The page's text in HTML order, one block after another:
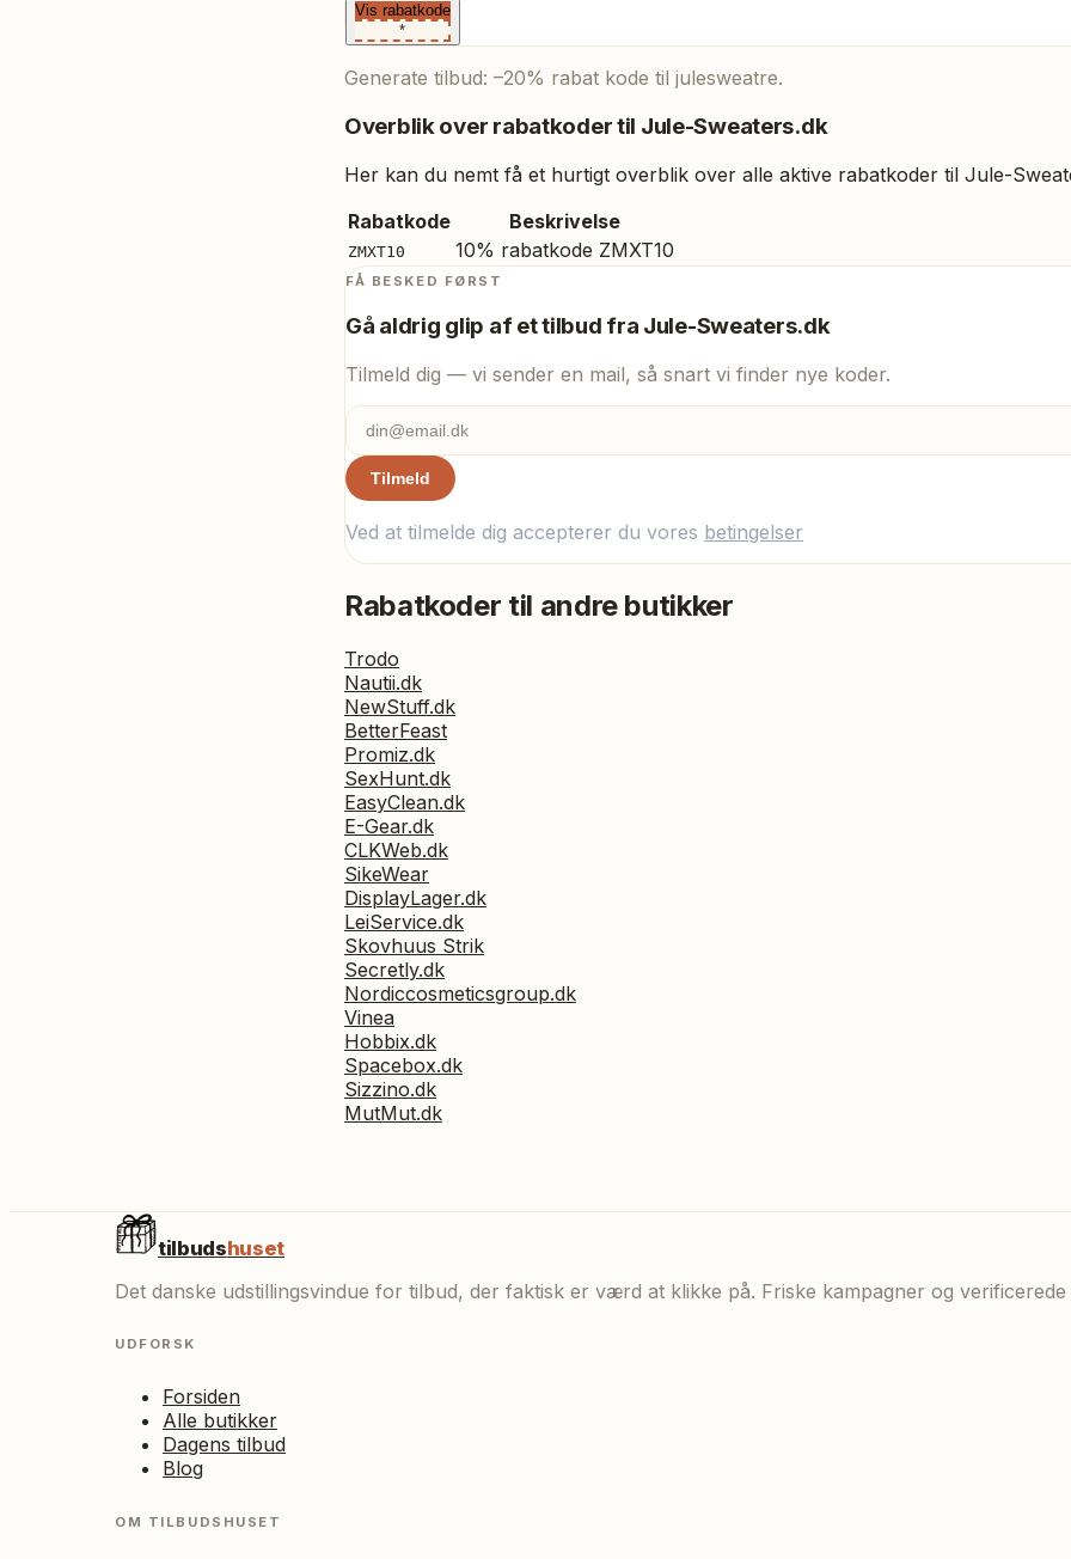
Vis rabatkode
*
Generate tilbud: –20% rabat kode til julesweatre.
Overblik over rabatkoder til Jule-Sweaters.dk
Her kan du nemt få et hurtigt overblik over alle aktive rabatkoder til Jule-
Rabatkode
Beskrivelse
ZMXT10 10% rabatkode ZMXT10
FÅ BESKED FØRST
Gå aldrig glip af et tilbud fra Jule-Sweaters.dk
Tilmeld dig — vi sender en mail, så snart vi finder nye koder.
Tilmeld
Ved at tilmelde dig accepterer du vores betingelser
Rabatkoder til andre butikker
Trodo
Nautii.dk
NewStuff.dk
BetterFeast
Promiz.dk
SexHunt.dk
EasyClean.dk
E-Gear.dk
CLKWeb.dk
SikeWear
DisplayLager.dk
LeiService.dk
Skovhuus Strik
Secretly.dk
Nordiccosmeticsgroup.dk
Vinea
Hobbix.dk
Spacebox.dk
Sizzino.dk
MutMut.dk
tilbudshuset
Det danske udstillingsvindue for tilbud, der faktisk er værd at klikke på. Friske kampagner og
UDFORSK
Forsiden
Alle butikker
Dagens tilbud
Blog
OM TILBUDSHUSET